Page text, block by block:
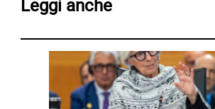
Leggi anche